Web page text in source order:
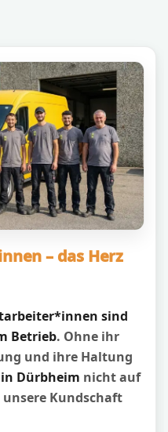
– das Herz
sind
Betrieb. Ohne ihr
und ihre Haltung
Dürbheim nicht auf
Kundschaft